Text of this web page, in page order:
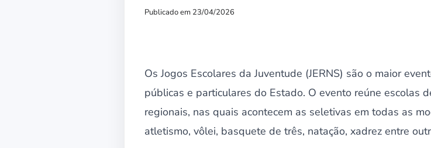
Publicado em 23/04/2026
Os Jogos Escolares da Juventude (JERNS) são o maior
públicas e particulares do Estado. O evento reúne escolas
regionais, nas quais acontecem as seletivas em todas as
atletismo, vôlei, basquete de três, natação, xadrez entre